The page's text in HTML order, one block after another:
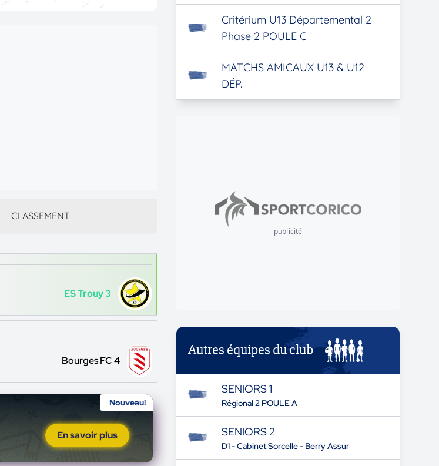
CLASSEMENT
ES Trouy 3
Bourges FC 4
Nouveau!
En savoir plus
Critérium U13 Départemental 2
Phase 2 POULE C
MATCHS AMICAUX U13 & U12
DÉP.
publicité
Autres équipes du club
SENIORS 1
Régional 2 POULE A
SENIORS 2
D1 - Cabinet Sorcelle - Berry Assur